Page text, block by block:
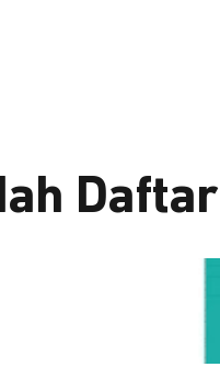
Daftar